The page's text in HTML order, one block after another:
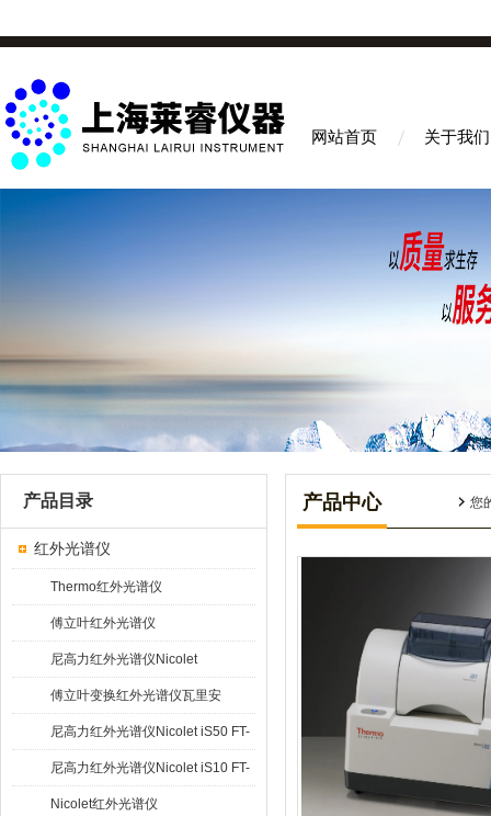
网站首页 关于我们
产品目录
红外光谱仪
Thermo红外光谱仪
傅立叶红外光谱仪
尼高力红外光谱仪Nicolet
5700/6700
傅立叶变换红外光谱仪瓦里安
Varian 640
尼高力红外光谱仪Nicolet iS50 FT-
IR
尼高力红外光谱仪Nicolet iS10 FT-
IR
Nicolet红外光谱仪
产品中心 您